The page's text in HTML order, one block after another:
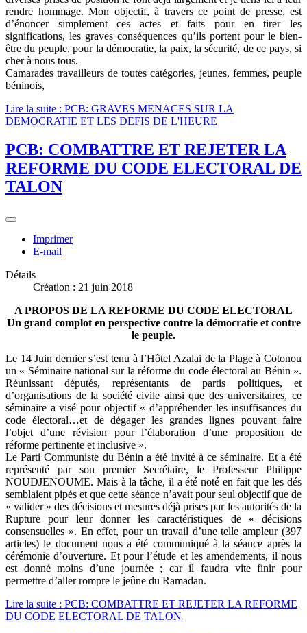
rendre hommage. Mon objectif, à travers ce point de presse, est
d’énoncer simplement ces actes et faits pour en tirer les
significations, les graves conséquences qu’ils portent pour le bien-
être du peuple, pour la démocratie, la paix, la sécurité, de ce pays, si
cher à nous tous.
Camarades travailleurs de toutes catégories, jeunes, femmes, peuple
béninois,
Lire la suite : PCB: GRAVES MENACES SUR LA
DEMOCRATIE ET LES DEFIS DE L'HEURE
PCB: COMBATTRE ET REJETER LA
REFORME DU CODE ELECTORAL DE
TALON
Imprimer
E-mail
Détails
Création : 21 juin 2018
A PROPOS DE LA REFORME DU CODE ELECTORAL
Un grand complot en perspective contre la démocratie et contre
le peuple.
Le 14 Juin dernier s’est tenu à l’Hôtel Azalai de la Plage à Cotonou
un « Séminaire national sur la réforme du code électoral au Bénin ».
Réunissant députés, représentants de partis politiques, et
d’organisations de la société civile ainsi que des universitaires, ce
séminaire a visé pour objectif « d’appréhender les insuffisances du
code électoral…et de dégager les grandes lignes pouvant faire
l’objet d’une révision pour l’élaboration d’une proposition de
réforme pertinente et inclusive ».
Le Parti Communiste du Bénin a été invité à ce séminaire. Et a été
représenté par son premier Secrétaire, le Professeur Philippe
NOUDJENOUME. Mais à la tâche, il a été noté en fait que les dés
semblaient pipés et que cette séance n’avait pour seul objectif que de
« valider » des décisions et mesures déjà prises par les autorités de la
Rupture pour leur donner les caractéristiques de « décisions
consensuelles ». En effet, pour un travail d’une telle ampleur (397
articles) le document nous a été communiqué à la séance après la
cérémonie d’ouverture. Et pour l’étude et les amendements, il nous
est donné moins d’une journée ; car il faudra vite finir pour
permettre d’aller rompre le jeûne du Ramadan.
Lire la suite : PCB: COMBATTRE ET REJETER LA REFORME
DU CODE ELECTORAL DE TALON